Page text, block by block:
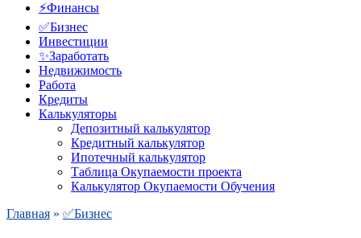
⚡Финансы
✅Бизнес
Инвестиции
✨Заработать
Недвижимость
Работа
Кредиты
Калькуляторы
Депозитный калькулятор
Кредитный калькулятор
Ипотечный калькулятор
Таблица Окупаемости проекта
Калькулятор Окупаемости Обучения
Главная » ✅Бизнес